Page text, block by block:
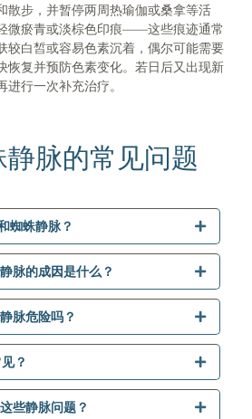
散步，并暂停两周热瑜伽或桑拿等活
微瘀青或淡棕色印痕——这些痕迹通常
较白皙或容易色素沉着，偶尔可能需要
恢复并预防色素变化。若日后又出现新
行一次补充治疗。
静脉的常见问题
蜘蛛静脉？
脉的成因是什么？
脉危险吗？
？
些静脉问题？